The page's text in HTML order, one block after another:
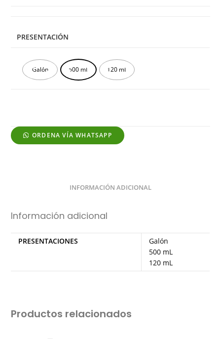
PRESENTACIÓN
Galón 500 mL 120 mL
ORDENA VÍA WHATSAPP
INFORMACIÓN ADICIONAL
Información adicional
PRESENTACIONES
Galón
500 mL
120 mL
Productos relacionados